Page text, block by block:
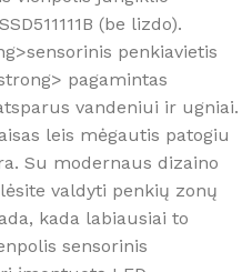
(be lizdo).
penkiavietis
pagamintas
vandeniui ir ugniai.
leis mėgautis patogiu
Su modernaus dizaino
valdyti penkių zonų
kada labiausiai to
sensorinis